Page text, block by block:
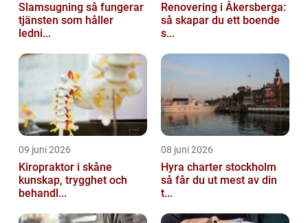
Slamsugning så fungerar
tjänsten som håller
ledni...
Renovering i Åkersberga:
så skapar du ett boende
s...
09 juni 2026
Kiropraktor i skåne
kunskap, trygghet och
behandl...
08 juni 2026
Hyra charter stockholm
så får du ut mest av din
t...